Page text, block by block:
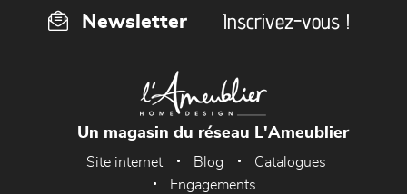
Newsletter Inscrivez-vous !
Un magasin du réseau L'Ameublier
Site internet Blog
Catalogues
Engagements